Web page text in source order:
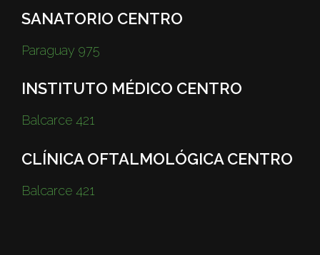
SANATORIO CENTRO
Paraguay 975
INSTITUTO MÉDICO CENTRO
Balcarce 421
CLÍNICA OFTALMOLÓGICA CENTRO
Balcarce 421